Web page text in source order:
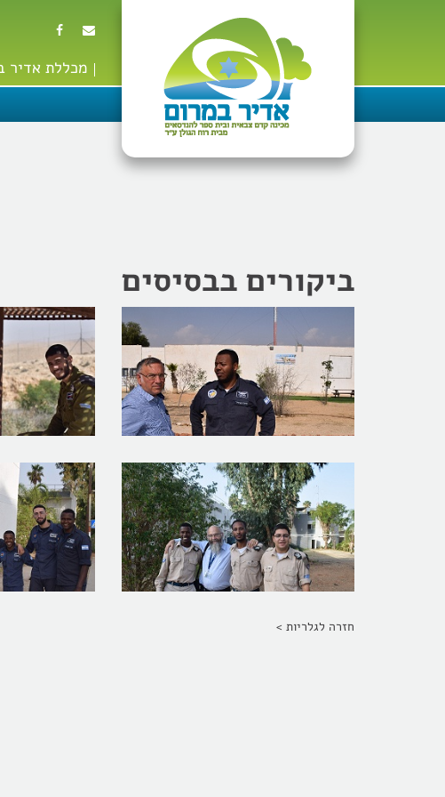
מכללת אדיר
ביקורים בבסיסים
חזרה לגלריות >